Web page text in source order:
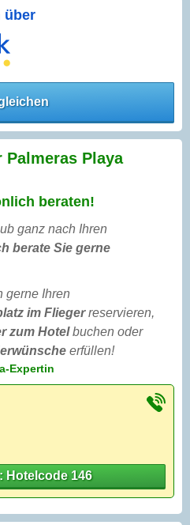
über
Playa
beraten!
ganz nach Ihren
berate Sie gerne
gerne Ihren
im Fliegerreservieren,
zum Hotelbuchen oder
erfüllen!
Expertin
Hotelcode 146